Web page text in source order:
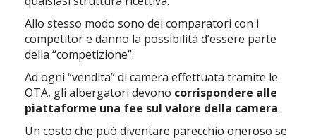
Allo stesso modo sono dei comparatori con i
competitor e danno la possibilità d’essere parte
della “competizione”.
Ad ogni “vendita” di camera effettuata tramite le
OTA, gli albergatori devono corrispondere alle
piattaforme una fee sul valore della camera.
Un costo che può diventare parecchio oneroso se